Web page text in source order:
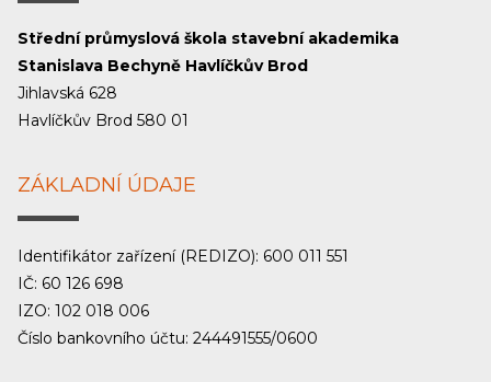
Střední průmyslová škola stavební akademika
Stanislava Bechyně Havlíčkův Brod
Jihlavská 628
Havlíčkův Brod 580 01
ZÁKLADNÍ ÚDAJE
Identifikátor zařízení (REDIZO): 600 011 551
IČ: 60 126 698
IZO: 102 018 006
Číslo bankovního účtu: 244491555/0600